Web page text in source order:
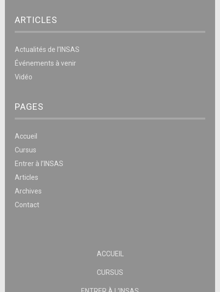
ARTICLES
Actualités de l’INSAS
Événements à venir
Vidéo
PAGES
Accueil
Cursus
Entrer à l’INSAS
Articles
Archives
Contact
ACCUEIL
CURSUS